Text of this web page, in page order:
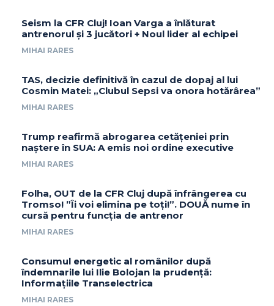
Seism la CFR Cluj! Ioan Varga a înlăturat
antrenorul și 3 jucători + Noul lider al echipei
MIHAI RARES
TAS, decizie definitivă în cazul de dopaj al lui
Cosmin Matei: „Clubul Sepsi va onora hotărârea”
MIHAI RARES
Trump reafirmă abrogarea cetățeniei prin
naștere în SUA: A emis noi ordine executive
MIHAI RARES
Folha, OUT de la CFR Cluj după înfrângerea cu
Tromso! ”Îi voi elimina pe toți!”. DOUĂ nume în
cursă pentru funcția de antrenor
MIHAI RARES
Consumul energetic al românilor după
îndemnarile lui Ilie Bolojan la prudență:
Informațiile Transelectrica
MIHAI RARES